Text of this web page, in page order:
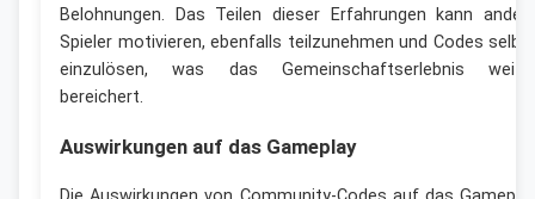
Belohnungen. Das Teilen dieser Erfahrungen kann
Spieler motivieren, ebenfalls teilzunehmen und Codes
einzulösen, was das Gemeinschaftserlebnis
bereichert.
Auswirkungen auf das Gameplay